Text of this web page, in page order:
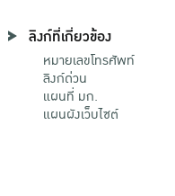
ลิงก์ที่เกี่ยวข้อง
หมายเลขโทรศัพท์
ลิงก์ด่วน
แผนที่ มก.
แผนผังเว็บไซต์